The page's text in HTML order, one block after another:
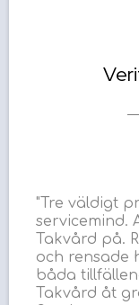
"Tre väldigt
servicemind.
Takvård på.
och rensade
båda
Takvård åt